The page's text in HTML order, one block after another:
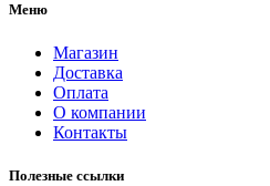
Меню
Магазин
Доставка
Оплата
О компании
Контакты
Полезные ссылки